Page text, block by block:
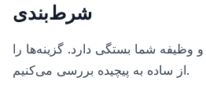
شرط‌بندی
وظیفه شما بستگی دارد. گزینه‌ها را
از ساده به پیچیده بررسی می‌کنیم.